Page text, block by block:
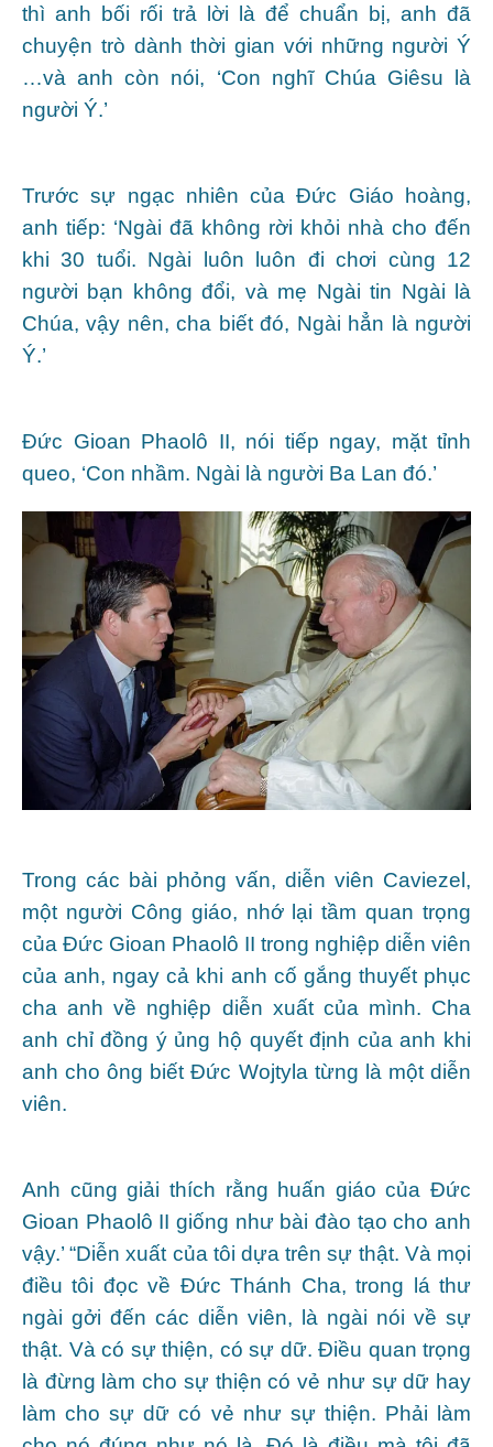
thì anh bối rối trả lời là để chuẩn bị, anh đã
chuyện trò dành thời gian với những người Ý
…và anh còn nói, ‘Con nghĩ Chúa Giêsu là
người Ý.’
Trước sự ngạc nhiên của Đức Giáo hoàng,
anh tiếp: ‘Ngài đã không rời khỏi nhà cho đến
khi 30 tuổi. Ngài luôn luôn đi chơi cùng 12
người bạn không đổi, và mẹ Ngài tin Ngài là
Chúa, vậy nên, cha biết đó, Ngài hẳn là người
Ý.’
Đức Gioan Phaolô II, nói tiếp ngay, mặt tỉnh
queo, ‘Con nhầm. Ngài là người Ba Lan đó.’
Trong các bài phỏng vấn, diễn viên Caviezel,
một người Công giáo, nhớ lại tầm quan trọng
của Đức Gioan Phaolô II trong nghiệp diễn viên
của anh, ngay cả khi anh cố gắng thuyết phục
cha anh về nghiệp diễn xuất của mình. Cha
anh chỉ đồng ý ủng hộ quyết định của anh khi
anh cho ông biết Đức Wojtyla từng là một diễn
viên.
Anh cũng giải thích rằng huấn giáo của Đức
Gioan Phaolô II giống như bài đào tạo cho anh
vậy.’ “Diễn xuất của tôi dựa trên sự thật. Và mọi
điều tôi đọc về Đức Thánh Cha, trong lá thư
ngài gởi đến các diễn viên, là ngài nói về sự
thật. Và có sự thiện, có sự dữ. Điều quan trọng
là đừng làm cho sự thiện có vẻ như sự dữ hay
làm cho sự dữ có vẻ như sự thiện. Phải làm